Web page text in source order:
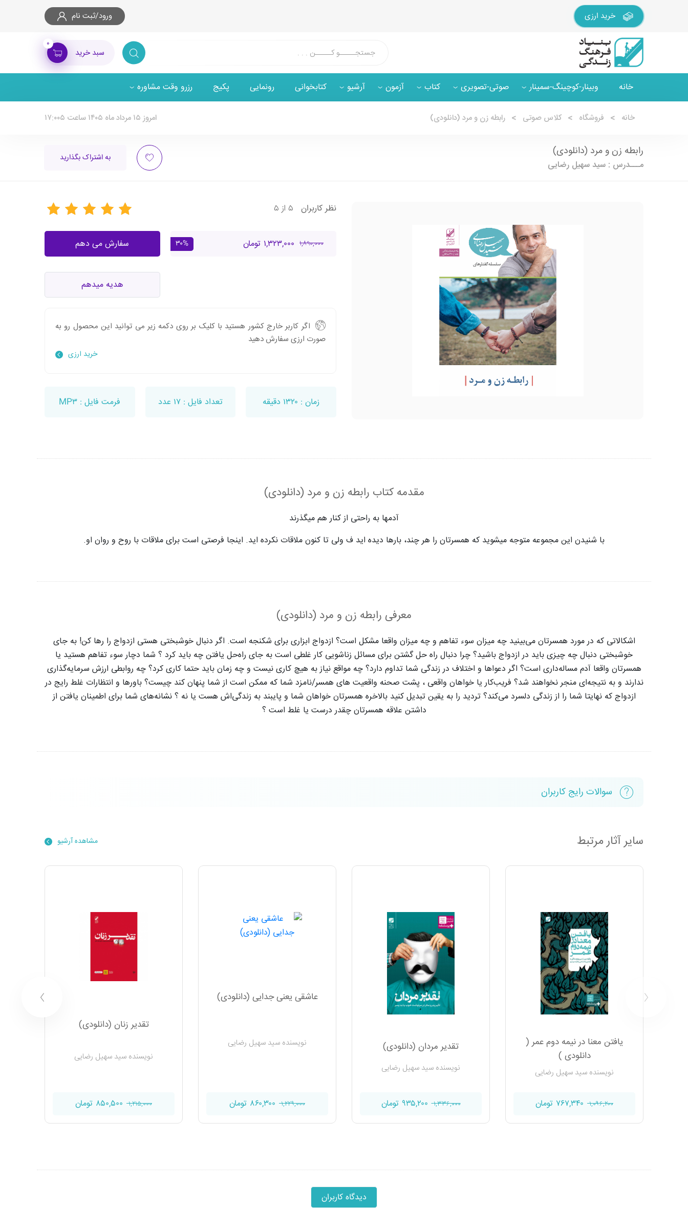
خرید ارزی ورود/ثبت نام
سبد خرید
۰
خانه وبینار-کوچینگ-سمینار صوتی-تصویری کتاب آزمون آرشیو کتابخوانی رونمایی پکیج رزرو وقت مشاوره
خانه فروشگاه کلاس صوتی رابطه زن و مرد (دانلودی) امروز ۱۵ مرداد ماه ۱۴۰۵ ساعت ۱۷:۰۰۵
رابطه زن و مرد (دانلودی)
مـــدرس : سید سهیل رضایی
به اشتراک بگذارید
نظرکاربران
۱,۸۹۰,۰۰۰ ۱,۳۲۳,۰۰۰ تومان ۳۰% سفارش می دهم
هدیه میدهم
اگر کاربر خارج کشور هستید با کلیک بر روی دکمه زیر می توانید این محصول رو به
صورت ارزی سفارش دهید
خرید ارزی
زمان : ۱۳۲۰ دقیقه تعداد فایل : ۱۷ عدد فرمت فایل : MP۳
مقدمه کتاب رابطه زن و مرد (دانلودی)
آدمها به راحتی از کنار هم میگذرند
با شنیدن این مجموعه متوجه میشوید که همسرتان را هر چند، بارها دیده اید ف ولی تا کنون ملاقات نکرده اید. اینجا فرصتی است برای ملاقات با روح و روان او.
معرفی رابطه زن و مرد (دانلودی)
اشکالاتی که در مورد همسرتان می‌بینید چه میزان سوء تفاهم و چه میزان واقعا مشکل است؟ ازدواج ابزاری برای شکنجه است. اگر دنبال خوشبختی هستی ازدواج را رها کن! به جای
خوشبختی دنبال چه چیزی باید در ازدواج باشید؟ چرا دنبال راه حل گشتن برای مسائل زناشویی کار غلطی است به جای راه‌حل یافتن چه باید کرد ؟ شما دچار سوء تفاهم هستید یا
همسرتان واقعا آدم مساله‌داری است؟ اگر دعواها و اختلاف در زندگی شما تداوم دارد؟ چه مواقع نیاز به هیچ کاری نیست و چه زمان باید حتما کاری کرد؟ چه روابطی ارزش سرمایه‌گذاری
ندارند و به نتیجه‌ای منجر نخواهند شد؟ فریب‌کار یا خواهان واقعی ، پشت صحنه واقعیت ‌های همسر/نامزد شما که ممکن است از شما پنهان کند چیست؟ باورها و انتظارات غلط رایج در
ازدواج که نهایتا شما را از زندگی دلسرد می‌کند؟ تردید را به یقین تبدیل کنید بالاخره همسرتان خواهان شما و پایبند به زندگی‌اش هست یا نه ؟ نشانه‌های شما برای اطمینان یافتن از
داشتن علاقه همسرتان چقدر درست یا غلط است ؟
سوالات رایج کاربران
سایر آثار مرتبط مشاهده آرشیو
یافتن معنا در نیمه دوم عمر (
دانلودی )
نویسنده سید سهیل رضایی
۱,۰۹۶,۲۰۰ ۷۶۷,۳۴۰ تومان
تقدیر مردان (دانلودی)
نویسنده سید سهیل رضایی
۱,۳۳۶,۰۰۰ ۹۳۵,۲۰۰ تومان
عاشقی یعنی جدایی (دانلودی)
نویسنده سید سهیل رضایی
۱,۲۲۹,۰۰۰ ۸۶۰,۳۰۰ تومان
تقدیر زنان (دانلودی)
نویسنده سید سهیل رضایی
۱,۲۱۵,۰۰۰ ۸۵۰,۵۰۰ تومان
دیدگاه کاربران